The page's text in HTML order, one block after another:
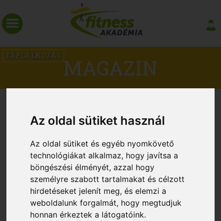
Az oldal sütiket használ
Az oldal sütiket és egyéb nyomkövető
technológiákat alkalmaz, hogy javítsa a
böngészési élményét, azzal hogy
személyre szabott tartalmakat és célzott
hirdetéseket jelenít meg, és elemzi a
weboldalunk forgalmát, hogy megtudjuk
honnan érkeztek a látogatóink.
TÁPLÁLKOZÁS MAGAZIN
HOGY EGÉSZSÉGES